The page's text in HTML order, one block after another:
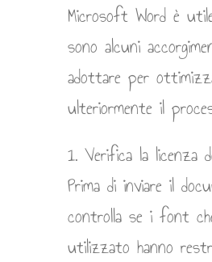
Microsoft Word è
sono alcuni
adottare per
ulteriormente il
1. Verifica la licenza
Prima di inviare il
controlla se i font
utilizzato hanno